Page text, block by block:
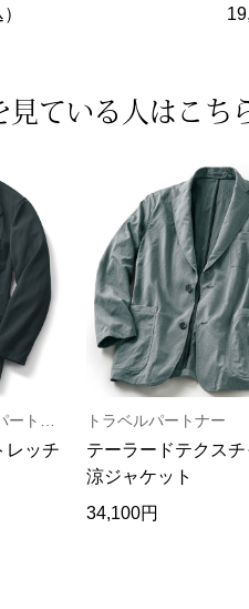
見ている人は こち
レッチ
トラベルパートナー
テーラードテクスチ
涼ジャケット
34,100円